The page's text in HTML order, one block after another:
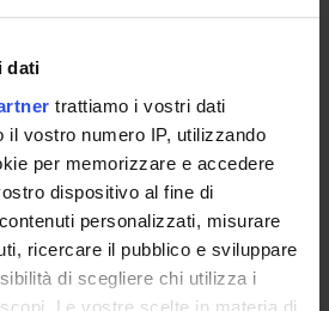
dati
trattiamo i vostri dati
il vostro numero IP, utilizzando
per memorizzare e accedere
dispositivo al fine di
personalizzati, misurare
ricercare il pubblico e sviluppare
di scegliere chi utilizza i
Le vostre scelte in materia di
OFFICES
OFFICES